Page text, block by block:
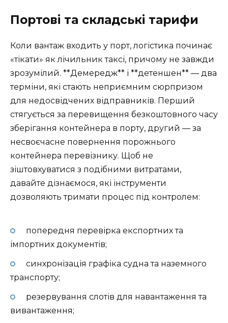
Портові та складські тарифи
Коли вантаж входить у порт, логістика починає
«тікати» як лічильник таксі, причому не завжди
зрозумілий. **Демередж** і **детеншен** — два
терміни, які стають неприємним сюрпризом
для недосвідчених відправників. Перший
стягується за перевищення безкоштовного часу
зберігання контейнера в порту, другий — за
несвоєчасне повернення порожнього
контейнера перевізнику. Щоб не
зіштовхуватися з подібними витратами,
давайте дізнаємося, які інструменти
дозволяють тримати процес під контролем:
попередня перевірка експортних та
імпортних документів;
синхронізація графіка судна та наземного
транспорту;
резервування слотів для навантаження та
вивантаження;